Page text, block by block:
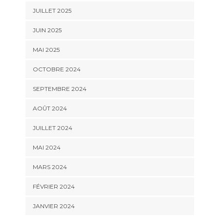
JUILLET 2025
JUIN 2025
MAI 2025
OCTOBRE 2024
SEPTEMBRE 2024
AOÛT 2024
JUILLET 2024
MAI 2024
MARS 2024
FÉVRIER 2024
JANVIER 2024